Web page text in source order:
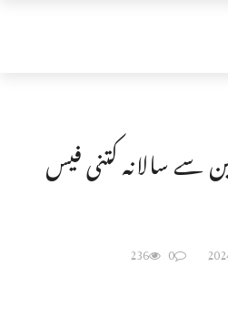
سالانہ کتنی فیس
0
236